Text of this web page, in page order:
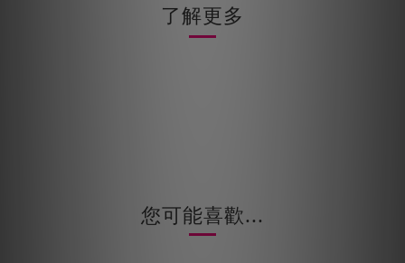
了解更多
您可能喜歡...